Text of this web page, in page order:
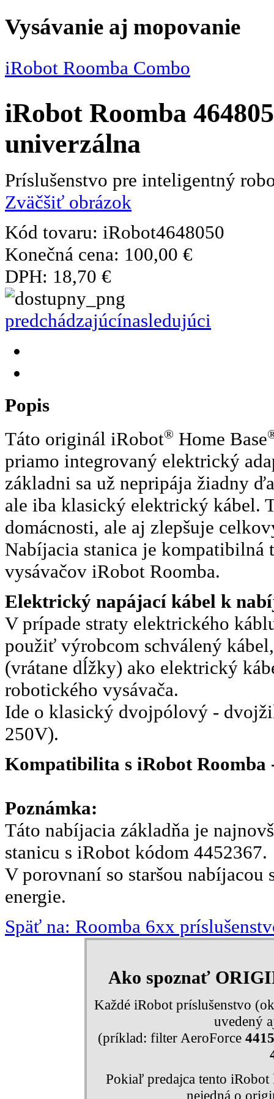
Vysávanie aj mopovanie
iRobot Roomba Combo
iRobot Roomba
univerzálna
Príslušenstvo pre inteligentný
Zväčšiť obrázok
Kód tovaru: iRobot4648050
Konečná cena: 100,00 €
DPH: 18,70 €
predchádzajúcínasledujúci
Popis
Táto originál iRobot® Home Base
priamo integrovaný elektrický
základni sa už nepripája žiadny
ale iba klasický elektrický kábel.
domácnosti, ale aj zlepšuje
Nabíjacia stanica je
vysávačov iRobot Roomba.
Elektrický napájací kábel k
V prípade straty elektrického
použiť výrobcom schválený
(vrátane dĺžky) ako elektrický
robotického vysávača.
Ide o klasický dvojpólový -
250V).
Kompatibilita s iRobot Roomba
Poznámka:
Táto nabíjacia základňa je
stanicu s iRobot kódom 4452367.
V porovnaní so staršou
energie.
Späť na: Roomba 6xx
Ako spoznať
Každé iRobot príslušenstvo
uvedený
(príklad: filter AeroForce
Pokiaľ predajca tento
nejedná o